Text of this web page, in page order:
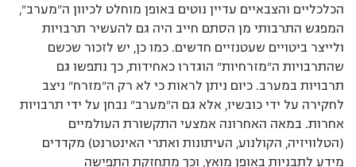
הכלכליים והצבאיים עדיין נוטים באופן מוחלט לכיוון ה”מערב”,
המפגש התרבותי מן הסתם חייב היה גם להעשיר תרבויות
ולייצר ביטויים שעטנזיים חדשים. כמו כן, יש לזכור שכשם
שהתרבויות ה”מזרחיות” הוגדרו כאחידות, כך נתפשו גם
תרבויות במערב. כיום ניתן לראות כי לא רק ה”מזרח” ניצב
לחקירה על ידי כובשיו, אלא גם ה”מערב” נבחן על ידי תרבויות
אחרות. במאה האחרונה אמצעי התקשורת העולמיים
(הטלוויזיה, הקולנוע, העיתונות ואתרי האינטרנט) מקדדים
מידע לתבניות באופן מואץ, וכך מתחזקת התפישה